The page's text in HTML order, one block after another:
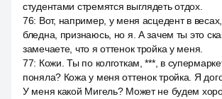
студентами стремятся выглядеть отдох.
76: Вот, например, у меня асцедент в
бледна, признаюсь, но я. А зачем ты это
замечаете, что я оттенок тройка у меня.
77: Кожи. Ты по колготкам, ***, в
поняла? Кожа у меня оттенок тройка. Я
У меня какой Мигель? Может не будем